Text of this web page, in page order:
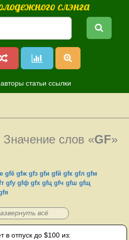
слэнга
авторы статьи ссылки
Значение слов «GF»
gfё gfж gfз gfи gfй gfк gfл gfм
gfу gfф gfх gfц gfч gfш gfщ
всё
в отпуск до $100 из: